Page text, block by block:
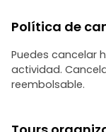
Política de
Puedes cancelar
actividad.
reembolsable.